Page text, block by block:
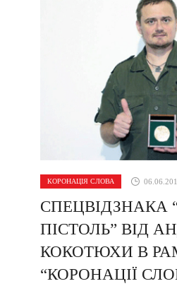
КОРОНАЦІЯ СЛОВА
СПЕЦВІДЗНАКА
ПІСТОЛЬ” ВІД
КОКОТЮХИ В
“КОРОНАЦІЇ